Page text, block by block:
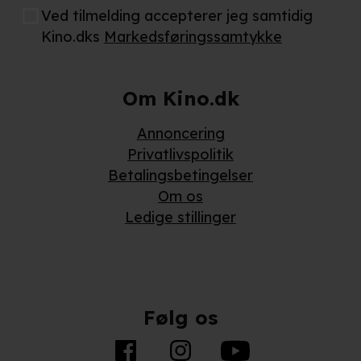
Ved tilmelding accepterer jeg samtidig
Kino.dks Markedsføringssamtykke
Om Kino.dk
Annoncering
Privatlivspolitik
Betalingsbetingelser
Om os
Ledige stillinger
Følg os